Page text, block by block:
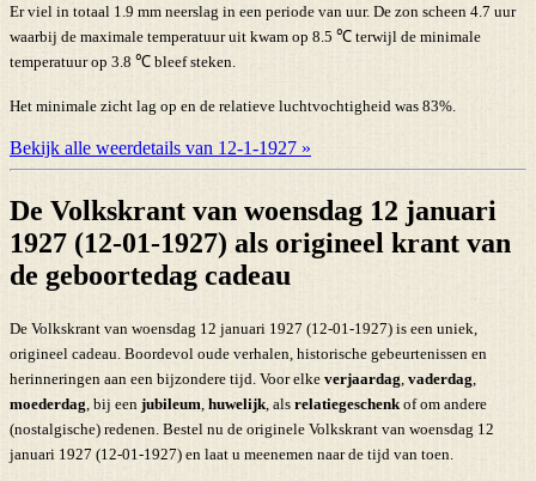
Er viel in totaal 1.9 mm neerslag in een periode van uur. De zon scheen 4.7 uur
waarbij de maximale temperatuur uit kwam op 8.5 ℃ terwijl de minimale
temperatuur op 3.8 ℃ bleef steken.
Het minimale zicht lag op en de relatieve luchtvochtigheid was 83%.
Bekijk alle weerdetails van 12-1-1927 »
De Volkskrant van woensdag 12 januari
1927 (12-01-1927) als origineel krant van
de geboortedag cadeau
De Volkskrant van woensdag 12 januari 1927 (12-01-1927) is een uniek,
origineel cadeau. Boordevol oude verhalen, historische gebeurtenissen en
herinneringen aan een bijzondere tijd. Voor elke verjaardag vaderdag
moederdag , bij een jubileum huwelijk , als relatiegeschenk of om andere
(nostalgische) redenen. Bestel nu de originele Volkskrant van woensdag 12
januari 1927 (12-01-1927) en laat u meenemen naar de tijd van toen.